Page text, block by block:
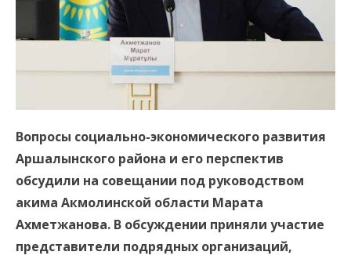
Вопросы социально-экономического развития
Аршалынского района и его перспектив
обсудили на совещании под руководством
акима Акмолинской области Марата
Ахметжанова. В обсуждении приняли участие
представители подрядных организаций,